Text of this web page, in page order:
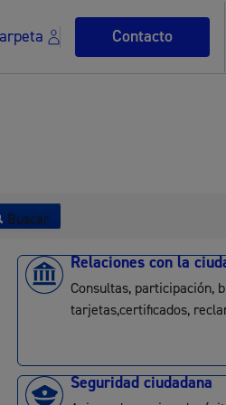
Contacto
y multas
y urbanismo
Buscar
Relaciones con la
Consultas, participación,
tarjetas,certificados,
Seguridad ciudadana